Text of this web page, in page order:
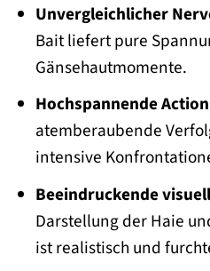
Unvergleichlicher
Bait liefert pure
Gänsehautmomente.
Hochspannende
atemberaubende
intensive
Beeindruckende
Darstellung der Haie
ist realistisch und